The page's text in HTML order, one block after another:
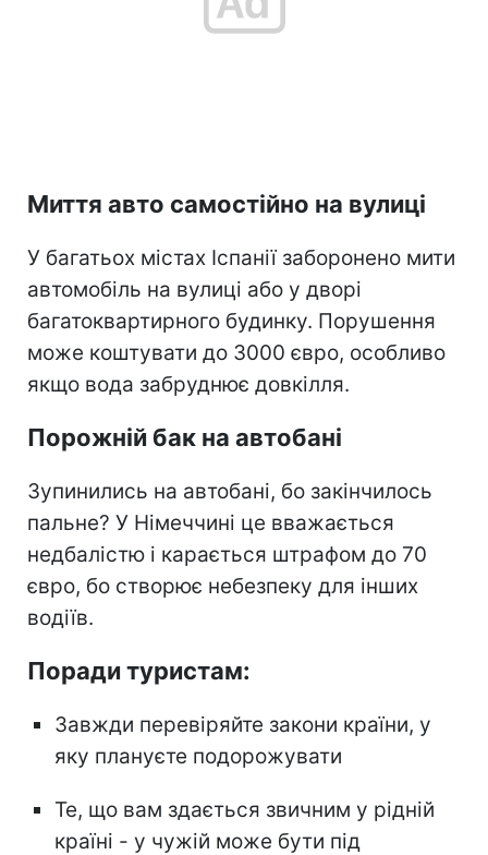
Миття авто самостійно на вулиці
У багатьох містах Іспанії заборонено мити
автомобіль на вулиці або у дворі
багатоквартирного будинку. Порушення
може коштувати до 3000 євро, особливо
якщо вода забруднює довкілля.
Порожній бак на автобані
Зупинились на автобані, бо закінчилось
пальне? У Німеччині це вважається
недбалістю і карається штрафом до 70
євро, бо створює небезпеку для інших
водіїв.
Поради туристам:
Завжди перевіряйте закони країни, у
яку плануєте подорожувати
Те, що вам здається звичним у рідній
країні - у чужій може бути під